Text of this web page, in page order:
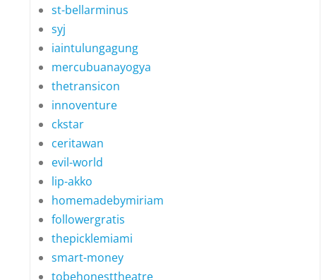
st-bellarminus
syj
iaintulungagung
mercubuanayogya
thetransicon
innoventure
ckstar
ceritawan
evil-world
lip-akko
homemadebymiriam
followergratis
thepicklemiami
smart-money
tobehonesttheatre